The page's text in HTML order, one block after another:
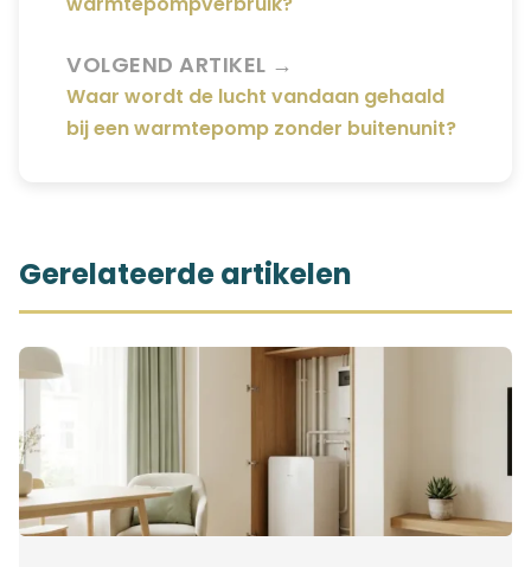
VOLGEND ARTIKEL →
Waar wordt de lucht vandaan gehaald
bij een warmtepomp zonder buitenunit?
Gerelateerde artikelen